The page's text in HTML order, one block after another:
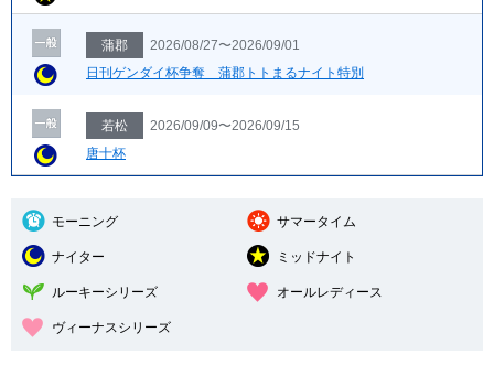
蒲郡
2026/08/27〜2026/09/01
日刊ゲンダイ杯争奪 蒲郡トトまるナイト特別
若松
2026/09/09〜2026/09/15
唐十杯
モーニング サマータイム
ナイター ミッドナイト
ルーキーシリーズ オールレディース
ヴィーナスシリーズ